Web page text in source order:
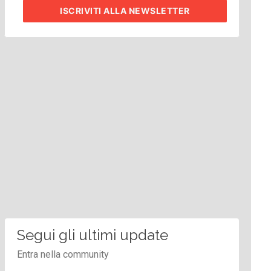
ISCRIVITIALLA NEWSLETTER
Segui gli ultimi update
Entra nella community